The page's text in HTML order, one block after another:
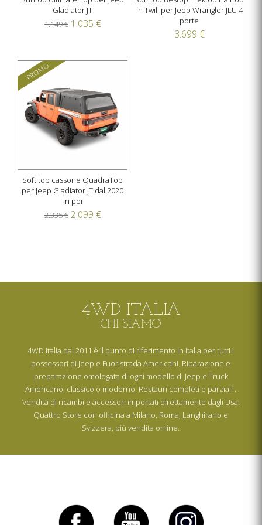
Gladiator JT
1.149 € 1.035 €
in Twill per Jeep Wrangler JLU 4
porte
3.699 €
PROMO
Soft top cassone QuadraTop
per Jeep Gladiator JT dal 2020
in poi
2.335 € 2.099 €
4WD ITALIA
CHI SIAMO
4WD Italia dal 2011 è il punto di riferimento in Italia per tutti i
possessori di Jeep e Fuoristrada Americani. Riparazione e
preparazione omologata di ogni modello di Jeep e Truck
Americano, classico o moderno. Restauri completi e parziali .
Vendita di ricambi e accessori importati direttamente dagli Usa.
Quattro Store con officina a Milano, Roma, Langhirano e
Svizzera, più vendita online.